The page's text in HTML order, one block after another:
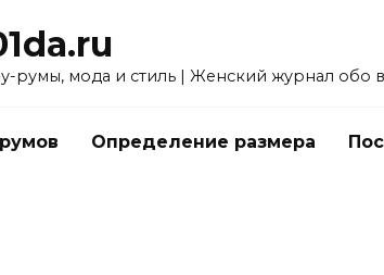
румы, мода и стиль | Женский журнал обо
Определение размера